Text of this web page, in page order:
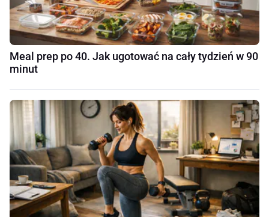
Meal prep po 40. Jak ugotować na cały tydzień w 90
minut